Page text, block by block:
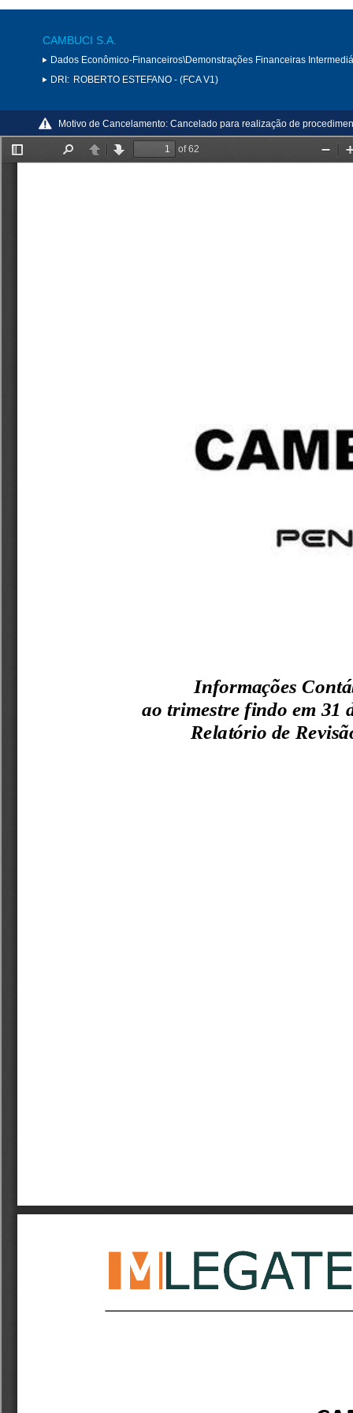
CAMBUCI S.A.
Dados Econômico-Financeiros\Demonstrações Financeiras
DRI: ROBERTO ESTEFANO - (FCA V1)
Motivo de Cancelamento: Cancelado para realização de